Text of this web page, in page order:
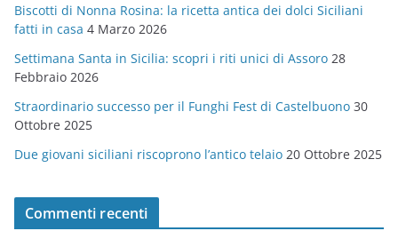
i
e
Biscotti di Nonna Rosina: la ricetta antica dei dolci Siciliani
fatti in casa 4 Marzo 2026
Settimana Santa in Sicilia: scopri i riti unici di Assoro 28
Febbraio 2026
Straordinario successo per il Funghi Fest di Castelbuono 30
Ottobre 2025
Due giovani siciliani riscoprono l’antico telaio 20 Ottobre 2025
Commenti recenti